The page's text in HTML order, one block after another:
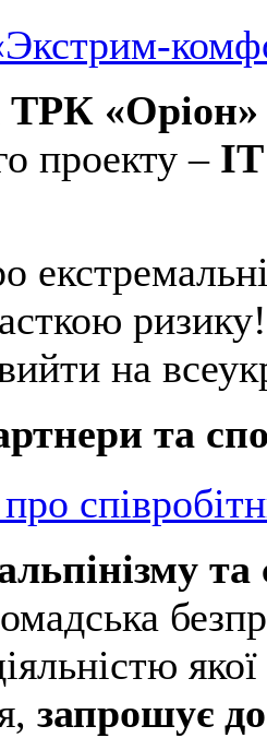
ТРК «Оріон»
проекту –
на
та
та
запрошує